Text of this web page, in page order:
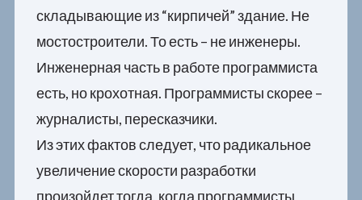
складывающие из “кирпичей” здание. Не
мостостроители. То есть – не инженеры.
Инженерная часть в работе программиста
есть, но крохотная. Программисты скорее –
журналисты, пересказчики.
Из этих фактов следует, что радикальное
увеличение скорости разработки
произойдет тогда, когда программисты